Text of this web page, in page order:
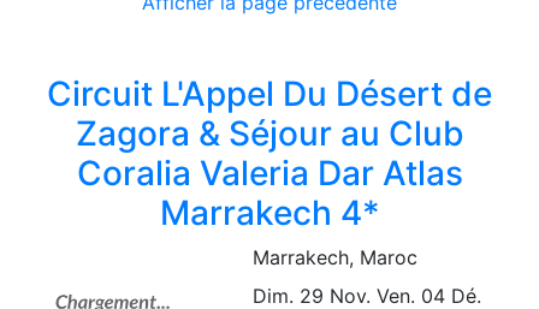
Circuit L'Appel Du Désert de
Zagora & Séjour au Club
Coralia Valeria Dar Atlas
Marrakech 4*
Marrakech, Maroc
Dim. 29 Nov. Ven. 04 Dé.